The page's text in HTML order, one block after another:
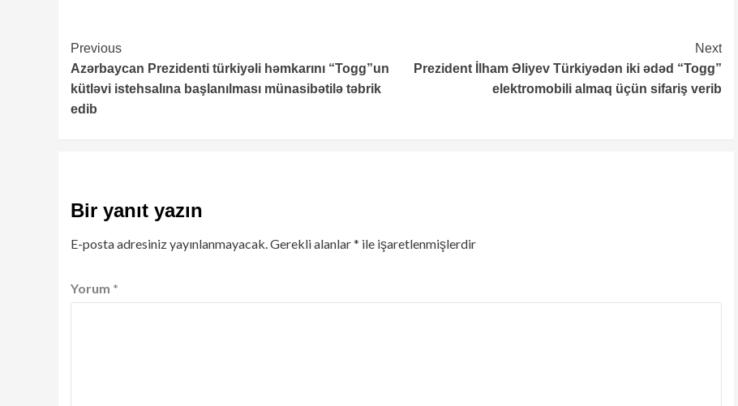
Continue
Reading
Previous
Azərbaycan Prezidenti türkiyəli həmkarını “Togg”un
kütləvi istehsalına başlanılması münasibətilə təbrik
edib
Next
Prezident İlham Əliyev Türkiyədən iki ədəd “Togg”
elektromobili almaq üçün sifariş verib
Bir yanıt yazın
E-posta adresiniz yayınlanmayacak.Gerekli alanlar* ile işaretlenmişlerdir
Yorum *